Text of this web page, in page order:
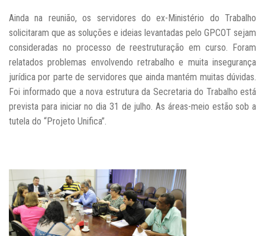
Ainda na reunião, os servidores do ex-Ministério do Trabalho
solicitaram que as soluções e ideias levantadas pelo GPCOT sejam
consideradas no processo de reestruturação em curso. Foram
relatados problemas envolvendo retrabalho e muita insegurança
jurídica por parte de servidores que ainda mantém muitas dúvidas.
Foi informado que a nova estrutura da Secretaria do Trabalho está
prevista para iniciar no dia 31 de julho. As áreas-meio estão sob a
tutela do “Projeto Unifica”.